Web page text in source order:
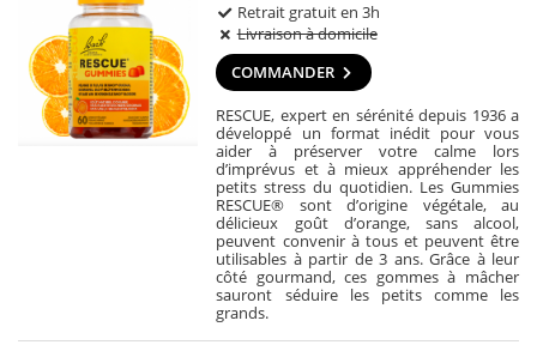
Retrait gratuit en 3h
Livraison à domicile
COMMANDER
RESCUE, expert en sérénité depuis 1936 a
développé un format inédit pour vous
aider à préserver votre calme lors
d’imprévus et à mieux appréhender les
petits stress du quotidien. Les Gummies
RESCUE® sont d’origine végétale, au
délicieux goût d’orange, sans alcool,
peuvent convenir à tous et peuvent être
utilisables à partir de 3 ans. Grâce à leur
côté gourmand, ces gommes à mâcher
sauront séduire les petits comme les
grands.